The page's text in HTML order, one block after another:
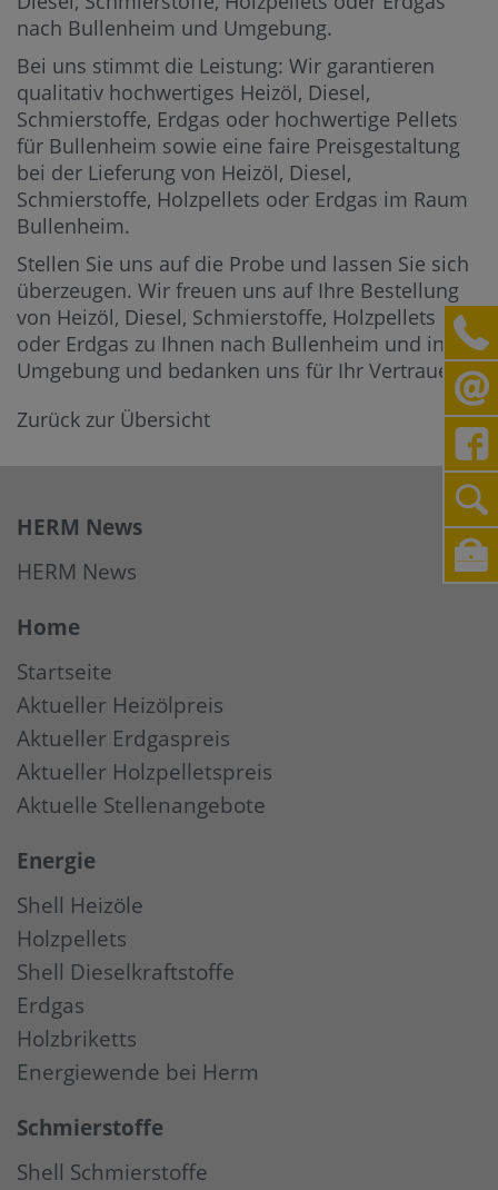
nach Bullenheim und Umgebung.
Bei uns stimmt die Leistung: Wir garantieren
qualitativ hochwertiges Heizöl, Diesel,
Schmierstoffe, Erdgas oder hochwertige Pellets
für Bullenheim sowie eine faire Preisgestaltung
bei der Lieferung von Heizöl, Diesel,
Schmierstoffe, Holzpellets oder Erdgas im Raum
Bullenheim.
Stellen Sie uns auf die Probe und lassen Sie sich
überzeugen. Wir freuen uns auf Ihre Bestellung
von Heizöl, Diesel, Schmierstoffe, Holzpellets
oder Erdgas zu Ihnen nach Bullenheim und in die
Umgebung und bedanken uns für Ihr Vertrauen.
Zurück zur Übersicht
HERM News
HERM News
Home
Startseite
Aktueller Heizölpreis
Aktueller Erdgaspreis
Aktueller Holzpelletspreis
Aktuelle Stellenangebote
Energie
Shell Heizöle
Holzpellets
Shell Dieselkraftstoffe
Erdgas
Holzbriketts
Energiewende bei Herm
Schmierstoffe
Shell Schmierstoffe